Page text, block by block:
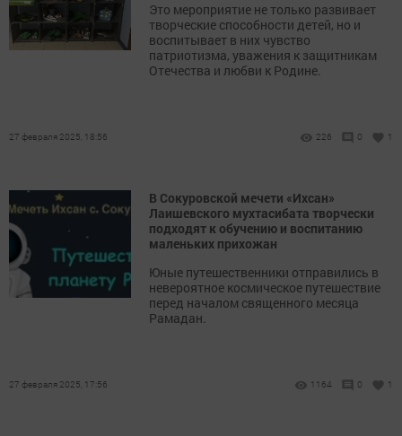
Это мероприятие не только развивает
творческие способности детей, но и
воспитывает в них чувство
патриотизма, уважения к защитникам
Отечества и любви к Родине.
27 февраля 2025, 18:56 226 0 1
В Сокуровской мечети «Ихсан»
Лаишевского мухтасибата творчески
подходят к обучению и воспитанию
маленьких прихожан
Юные путешественники отправились в
невероятное космическое путешествие
перед началом священного месяца
Рамадан.
27 февраля 2025, 17:56 1164 0 1